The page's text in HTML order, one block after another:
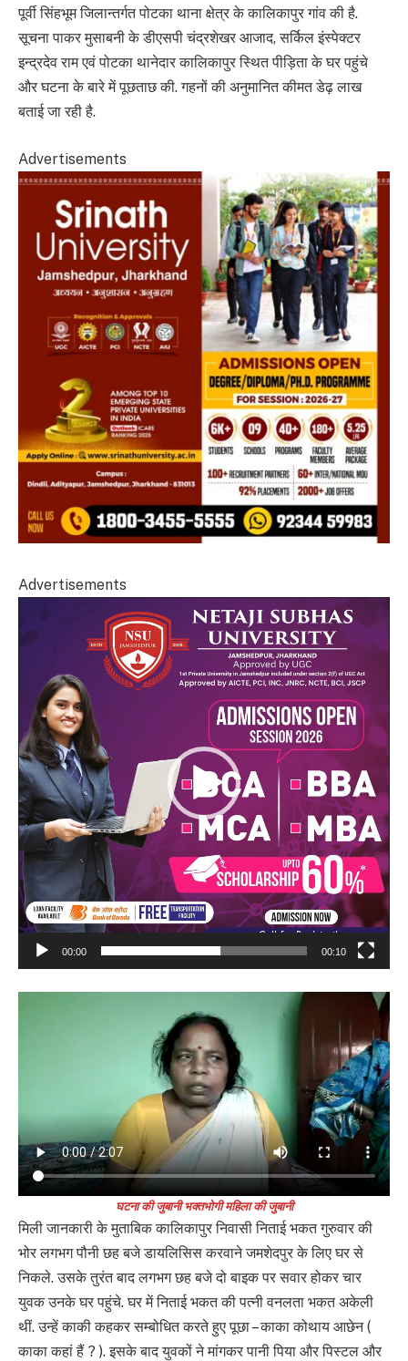
पूर्वी सिंहभूम जिलान्तर्गत पोटका थाना क्षेत्र के कालिकापुर गांव की है.
सूचना पाकर मुसाबनी के डीएसपी चंद्रशेखर आजाद, सर्किल इंस्पेक्टर
इन्द्रदेव राम एवं पोटका थानेदार कालिकापुर स्थित पीड़िता के घर पहुंचे
और घटना के बारे में पूछताछ की. गहनों की अनुमानित कीमत डेढ़ लाख
बताई जा रही है.
Advertisements
Advertisements
Player
00:00 00:10
घटना की जुबानी भक्तभोगी महिला की जुबानी
मिली जानकारी के मुताबिक कालिकापुर निवासी निताई भकत गुरुवार की
भोर लगभग पौनी छह बजे डायलिसिस करवाने जमशेदपुर के लिए घर से
निकले. उसके तुरंत बाद लगभग छह बजे दो बाइक पर सवार होकर चार
युवक उनके घर पहुंचे. घर में निताई भकत की पत्नी वनलता भकत अकेली
थीं. उन्हें काकी कहकर सम्बोधित करते हुए पूछा – काका कोथाय आछेन (
काका कहां हैं ? ). इसके बाद युवकों ने मांगकर पानी पिया और पिस्टल और